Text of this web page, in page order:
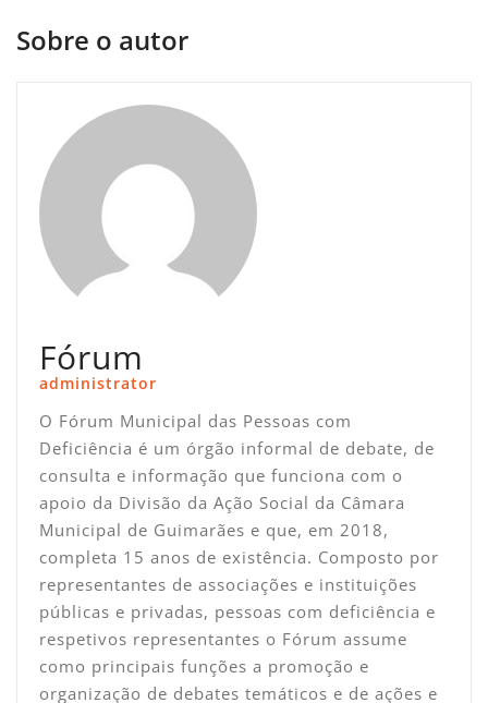
Sobre o autor
Fórum
administrator
O Fórum Municipal das Pessoas com
Deficiência é um órgão informal de debate, de
consulta e informação que funciona com o
apoio da Divisão da Ação Social da Câmara
Municipal de Guimarães e que, em 2018,
completa 15 anos de existência. Composto por
representantes de associações e instituições
públicas e privadas, pessoas com deficiência e
respetivos representantes o Fórum assume
como principais funções a promoção e
organização de debates temáticos e de ações e